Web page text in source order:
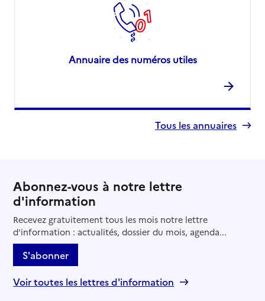
Annuaire des numéros utiles
Tous les annuaires
Abonnez-vous à notre lettre
d'information
Recevez gratuitement tous les mois notre lettre
d'information : actualités, dossier du mois, agenda...
S'abonner
Voir toutes les lettres d'information